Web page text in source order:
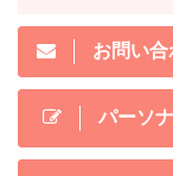
お問い合
パーソ